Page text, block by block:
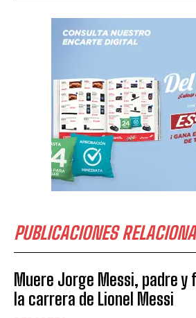
PUBLICACIONES
Muere Jorge Messi, padre y
la carrera de Lionel Messi